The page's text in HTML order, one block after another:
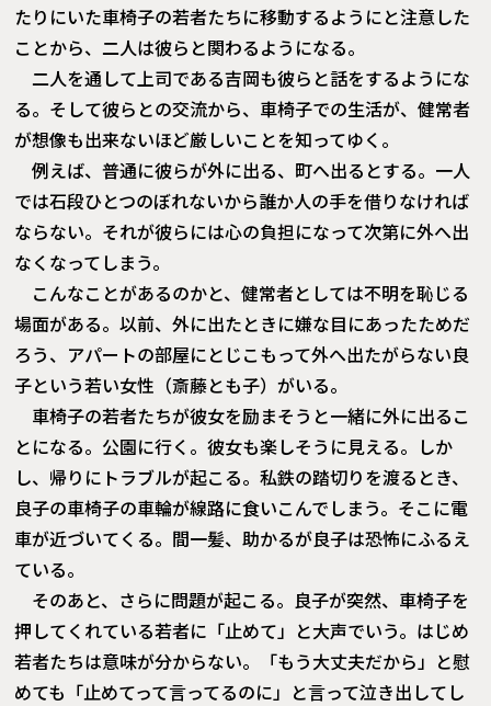
たりにいた車椅子の若者たちに移動するようにと注意した
ことから、二人は彼らと関わるようになる。
二人を通して上司である吉岡も彼らと話をするようにな
る。そして彼らとの交流から、車椅子での生活が、健常者
が想像も出来ないほど厳しいことを知ってゆく。
例えば、普通に彼らが外に出る、町へ出るとする。一人
では石段ひとつのぼれないから誰か人の手を借りなければ
ならない。それが彼らには心の負担になって次第に外へ出
なくなってしまう。
こんなことがあるのかと、健常者としては不明を恥じる
場面がある。以前、外に出たときに嫌な目にあったためだ
ろう、アパートの部屋にとじこもって外へ出たがらない良
子という若い女性（斎藤とも子）がいる。
車椅子の若者たちが彼女を励まそうと一緒に外に出るこ
とになる。公園に行く。彼女も楽しそうに見える。しか
し、帰りにトラブルが起こる。私鉄の踏切りを渡るとき、
良子の車椅子の車輪が線路に食いこんでしまう。そこに電
車が近づいてくる。間一髪、助かるが良子は恐怖にふるえ
ている。
そのあと、さらに問題が起こる。良子が突然、車椅子を
押してくれている若者に「止めて」と大声でいう。はじめ
若者たちは意味が分からない。「もう大丈夫だから」と慰
めても「止めてって言ってるのに」と言って泣き出してし